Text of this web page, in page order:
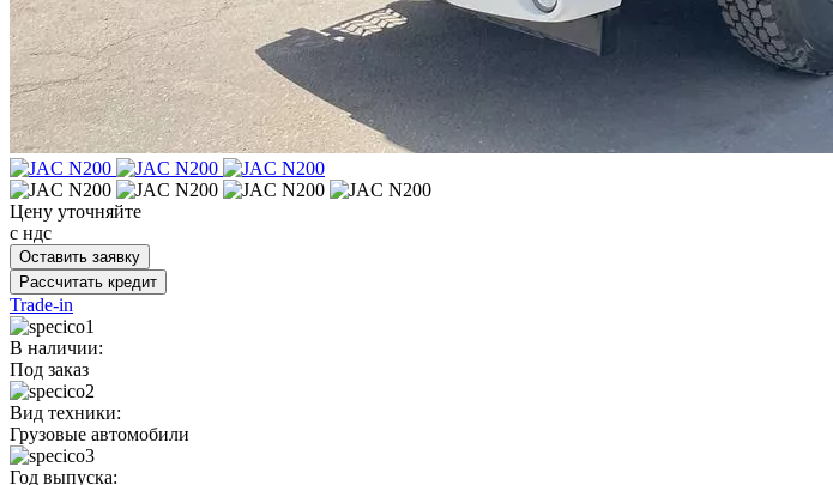
Цену уточняйте
с ндс
Оставить заявку
Рассчитать кредит
Trade-in
В наличии:
Под заказ
Вид техники:
Грузовые автомобили
Год выпуска: